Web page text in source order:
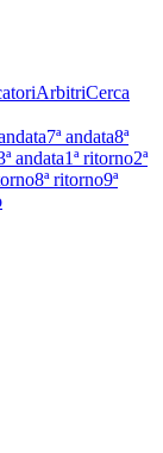
ArbitriCerca
7ª andata8ª
andata1ª ritorno2ª
8ª ritorno9ª